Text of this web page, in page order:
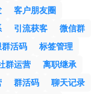
客户朋友圈
引流获客
微信群
活码
标签管理
群运营
离职继承
群活码
聊天记录